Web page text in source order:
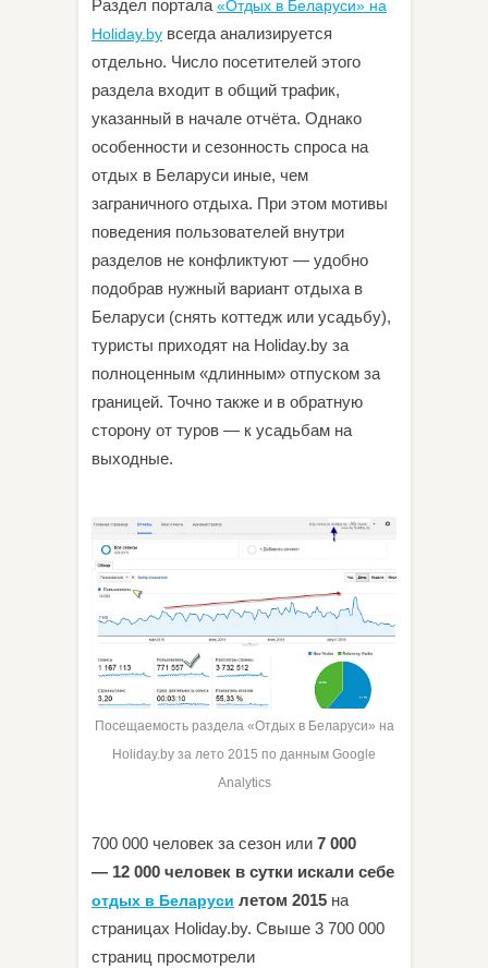
Раздел портала «Отдых в Беларуси» на
Holiday.by всегда анализируется
отдельно. Число посетителей этого
раздела входит в общий трафик,
указанный в начале отчёта. Однако
особенности и сезонность спроса на
отдых в Беларуси иные, чем
заграничного отдыха. При этом мотивы
поведения пользователей внутри
разделов не конфликтуют — удобно
подобрав нужный вариант отдыха в
Беларуси (снять коттедж или усадьбу),
туристы приходят на Holiday.by за
полноценным «длинным» отпуском за
границей. Точно также и в обратную
сторону от туров — к усадьбам на
выходные.
Посещаемость раздела «Отдых в Беларуси» на
Holiday.by за лето 2015 по данным Google
Analytics
700 000 человек за сезон или 7 000
— 12 000 человек в сутки искали себе
отдых в Беларуси летом 2015 на
страницах Holiday.by. Свыше 3 700 000
страниц просмотрели